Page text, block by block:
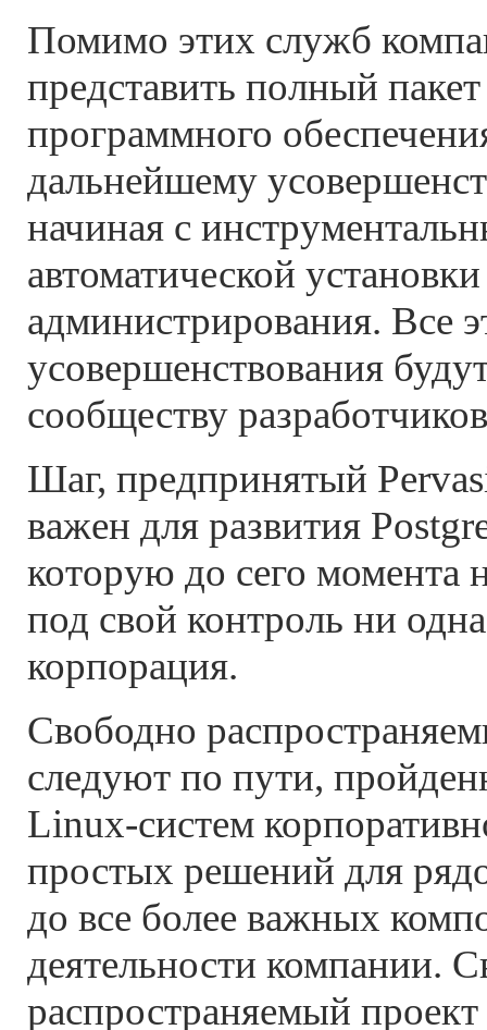
Помимо этих служб
представить полный
программного
дальнейшему
начиная с
автоматической
администрирования. Все
усовершенствования
сообществу
Шаг, предпринятый
важен для развития
которую до сего момента
под свой контроль ни
корпорация.
Свободно
следуют по пути,
Linux-систем
простых решений для
до все более важных
деятельности компании.
распространяемый